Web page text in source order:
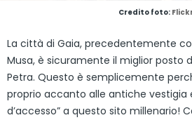
Credito foto: Flickr
La città di Gaia, precedentemente
Musa, è sicuramente il miglior posto
Petra. Questo è semplicemente
proprio accanto alle antiche vestigia
d’accesso” a questo sito millenario!